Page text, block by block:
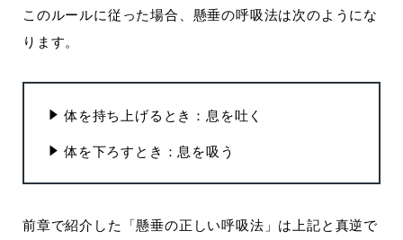
このルールに従った場合、懸垂の呼吸法は次のようにな
ります。
体を持ち上げるとき：息を吐く
体を下ろすとき：息を吸う
前章で紹介した「懸垂の正しい呼吸法」は上記と真逆で